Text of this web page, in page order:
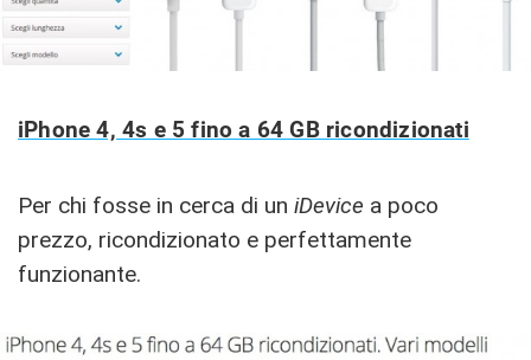
iPhone 4, 4s e 5 fino a 64 GB ricondizionati
Per chi fosse in cerca di un iDevice a poco
prezzo, ricondizionato e perfettamente
funzionante.